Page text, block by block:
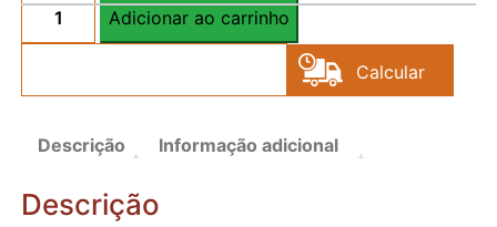
Erva-
pretinha
Solanum
americanum
Calcular
Adicionar ao carrinho
Descrição Informação adicional
Descrição